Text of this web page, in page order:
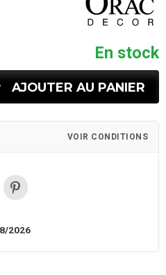
En stock
AJOUTER AU PANIER
VOIR CONDITIONS
2026